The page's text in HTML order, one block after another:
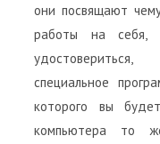
они посвящают
работы на
специальное
которого вы
компьютера то